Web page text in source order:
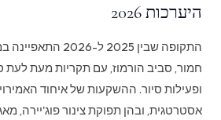
היערכות 2026
התקופה שבין 2025 ל-
חמור, סביב הורמוז, עם תקריות מעת לעת
ופעילות סיור. ההשקעות של איחוד
אסטרטגית, ובהן תפוקת צינור פוג'יירה,